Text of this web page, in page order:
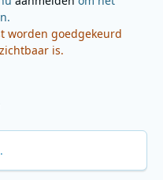
worden goedgekeurd
is.